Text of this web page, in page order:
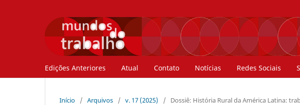
Edições Anteriores Atual Contato Notícias Redes Sociais
Início / Arquivos / v. 17 (2025) / Dossiê: História Rural da América Latina: